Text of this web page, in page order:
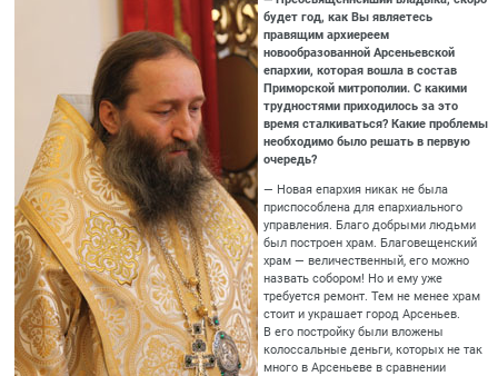
будет год, как Вы являетесь
правящим архиереем
новообразованной Арсеньевской
епархии, которая вошла в состав
Приморской митрополии. С какими
трудностями приходилось за это
время сталкиваться? Какие проблемы
необходимо было решать в первую
очередь?
— Новая епархия никак не была
приспособлена для епархиального
управления. Благо добрыми людьми
был построен храм. Благовещенский
храм — величественный, его можно
назвать собором! Но и ему уже
требуется ремонт. Тем не менее храм
стоит и украшает город Арсеньев.
В его постройку были вложены
колоссальные деньги, которых не так
много в Арсеньеве в сравнении